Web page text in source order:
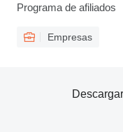
Programa de afiliados
Empresas